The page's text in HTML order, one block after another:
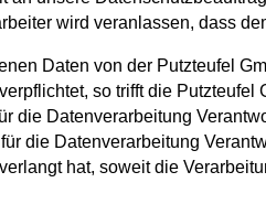
wird veranlassen, dass
Daten von der Putzteufel
so trifft die
die Datenverarbeitung
die Datenverarbeitung
hat, soweit die